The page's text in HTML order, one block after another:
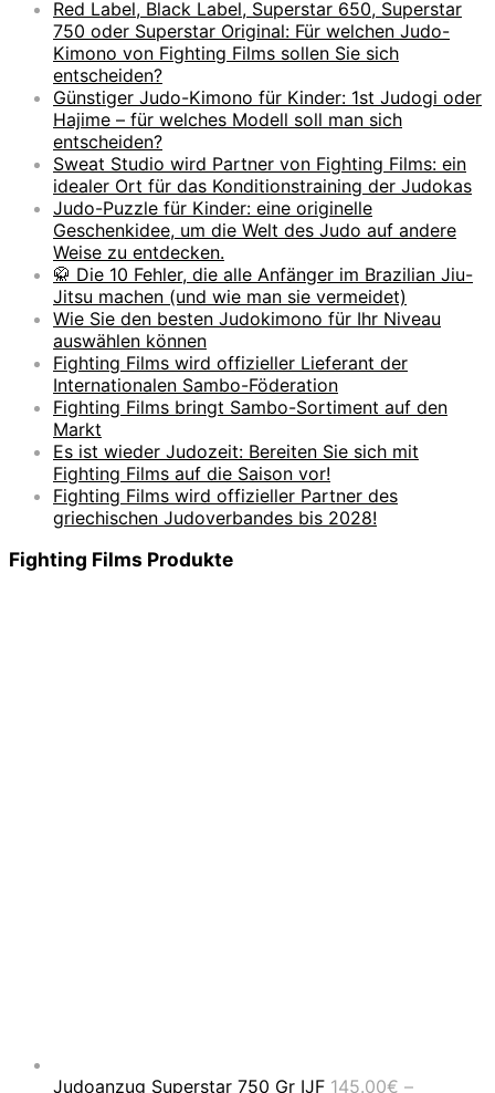
Red Label, Black Label, Superstar 650, Superstar
750 oder Superstar Original: Für welchen Judo-
Kimono von Fighting Films sollen Sie sich
entscheiden?
Günstiger Judo-Kimono für Kinder: 1st Judogi oder
Hajime – für welches Modell soll man sich
entscheiden?
Sweat Studio wird Partner von Fighting Films: ein
idealer Ort für das Konditionstraining der Judokas
Judo-Puzzle für Kinder: eine originelle
Geschenkidee, um die Welt des Judo auf andere
Weise zu entdecken.
🥋 Die 10 Fehler, die alle Anfänger im Brazilian Jiu-
Jitsu machen (und wie man sie vermeidet)
Wie Sie den besten Judokimono für Ihr Niveau
auswählen können
Fighting Films wird offizieller Lieferant der
Internationalen Sambo-Föderation
Fighting Films bringt Sambo-Sortiment auf den
Markt
Es ist wieder Judozeit: Bereiten Sie sich mit
Fighting Films auf die Saison vor!
Fighting Films wird offizieller Partner des
griechischen Judoverbandes bis 2028!
Fighting Films Produkte
Judoanzug Superstar 750 Gr IJF 145.00€ –